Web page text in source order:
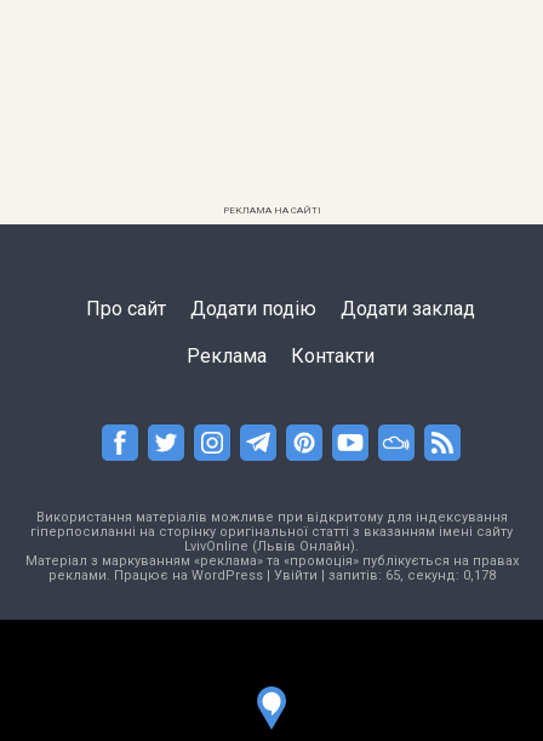
РЕКЛАМА НА САЙТІ
Про сайт Додати подію Додати заклад
Реклама Контакти
Використання матеріалів можливе при відкритому для індексування
гіперпосиланні на сторінку оригінальної статті з вказанням імені сайту
LvivOnline (Львів Онлайн).
Матеріал з маркуванням «реклама» та «промоція» публікується на правах
реклами. Працює на WordPress| Увійти | запитів: 65, секунд: 0,178